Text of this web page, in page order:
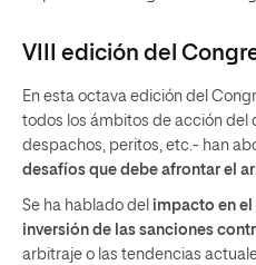
VIII edición del
En esta octava edición del
todos los ámbitos de acción del
despachos, peritos, etc.- han
desafíos que debe afrontar el
Se ha hablado del impacto en
inversión de las sanciones
arbitraje o las tendencias